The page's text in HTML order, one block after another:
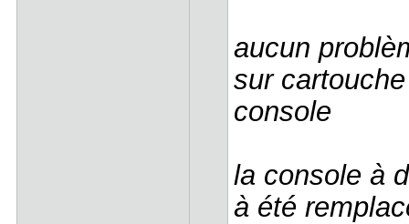
aucun
sur
console
la console à
à été